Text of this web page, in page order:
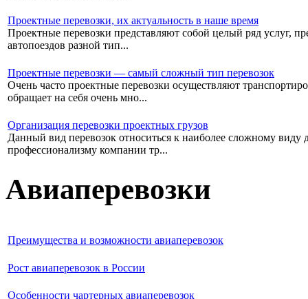
Проектные перевозки, их актуальность в наше время
Проектные перевозки представляют собой целый ряд услуг,
автопоездов разной тип...
Проектные перевозки — самый сложный тип перевозок
Очень часто проектные перевозки осуществляют
обращает на себя очень мно...
Организация перевозки проектных грузов
Данный вид перевозок относиться к наиболее сложному виду
профессионализму компании тр...
Авиаперевозки
Преимущества и возможности авиаперевозок
Рост авиаперевозок в России
Особенности чартерных авиаперевозок